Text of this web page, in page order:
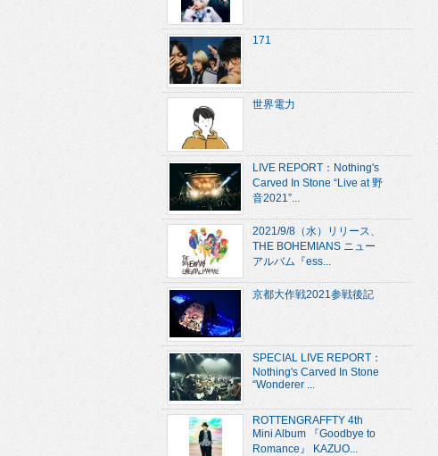
171
世界電力
LIVE REPORT：Nothing's
Carved In Stone “Live at 野
音2021”...
2021/9/8（水）リリース、
THE BOHEMIANS ニュー
アルバム『ess...
京都大作戦2021参戦後記
SPECIAL LIVE REPORT：
Nothing's Carved In Stone
“Wonderer ...
ROTTENGRAFFTY 4th
Mini Album 『Goodbye to
Romance』 KAZUO...